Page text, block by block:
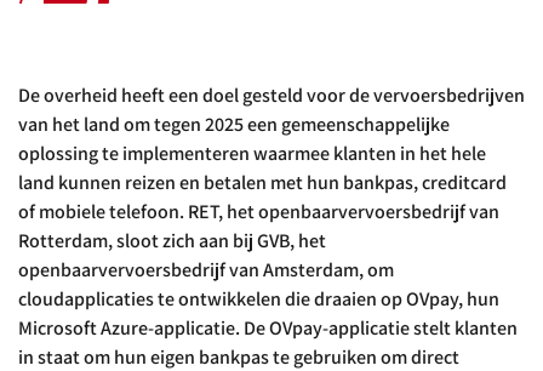
De overheid heeft een doel gesteld voor de vervoersbedrijven
van het land om tegen 2025 een gemeenschappelijke
oplossing te implementeren waarmee klanten in het hele
land kunnen reizen en betalen met hun bankpas, creditcard
of mobiele telefoon. RET, het openbaarvervoersbedrijf van
Rotterdam, sloot zich aan bij GVB, het
openbaarvervoersbedrijf van Amsterdam, om
cloudapplicaties te ontwikkelen die draaien op OVpay, hun
Microsoft Azure-applicatie. De OVpay-applicatie stelt klanten
in staat om hun eigen bankpas te gebruiken om direct